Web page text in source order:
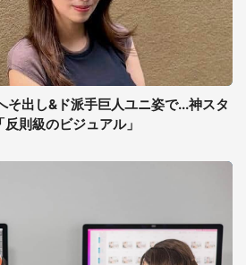
そ出し&ド派手巨人ユニ姿で...神スタ
則級のビジュアル」